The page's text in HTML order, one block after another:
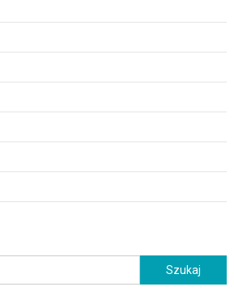
Szukaj: